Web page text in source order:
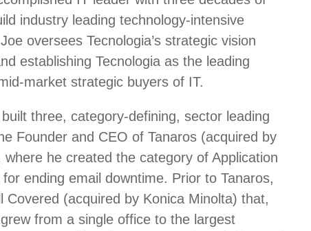
industry leading technology-intensive
oversees Tecnologia’s strategic vision
establishing Tecnologia as the leading
market strategic buyers of IT.
three, category-defining, sector leading
Founder and CEO of Tanaros (acquired by
he created the category of Application
ending email downtime. Prior to Tanaros,
Covered (acquired by Konica Minolta) that,
from a single office to the largest